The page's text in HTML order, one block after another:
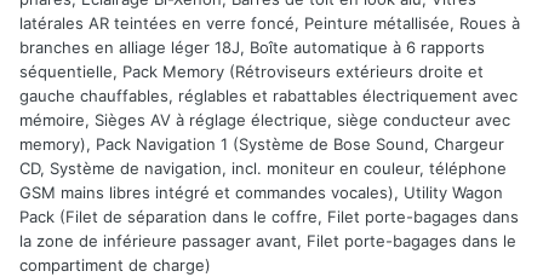
latérales AR teintées en verre foncé, Peinture métallisée, Roues à
branches en alliage léger 18J, Boîte automatique à 6 rapports
séquentielle, Pack Memory (Rétroviseurs extérieurs droite et
gauche chauffables, réglables et rabattables électriquement avec
mémoire, Sièges AV à réglage électrique, siège conducteur avec
memory), Pack Navigation 1 (Système de Bose Sound, Chargeur
CD, Système de navigation, incl. moniteur en couleur, téléphone
GSM mains libres intégré et commandes vocales), Utility Wagon
Pack (Filet de séparation dans le coffre, Filet porte-bagages dans
la zone de inférieure passager avant, Filet porte-bagages dans le
compartiment de charge)